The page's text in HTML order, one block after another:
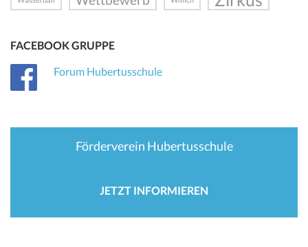
FACEBOOK GRUPPE
Forum Hubertusschule
Förderverein Hubertusschule
JETZT INFORMIEREN